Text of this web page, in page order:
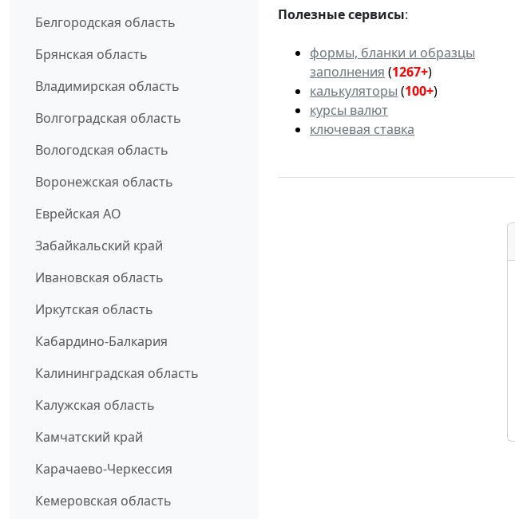
Белгородская область
Брянская область
Владимирская область
Волгоградская область
Вологодская область
Воронежская область
Еврейская АО
Забайкальский край
Ивановская область
Иркутская область
Кабардино-Балкария
Калининградская область
Калужская область
Камчатский край
Карачаево-Черкессия
Кемеровская область
Полезные сервисы:
формы, бланки и образцы
заполнения (1267+)
калькуляторы (100+)
курсы валют
ключевая ставка